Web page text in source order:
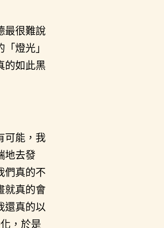
最很難說
燈光」
的如此黑
可能，我
地去發
們真的不
就真的會
還真的以
，於是